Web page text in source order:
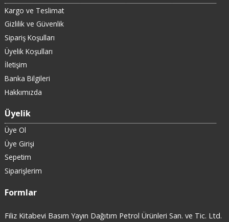
Kargo ve Teslimat
Gizlilik ve Güvenlik
Sipariş Koşulları
Üyelik Koşulları
İletişim
Banka Bilgileri
Hakkımızda
Üyelik
Üye Ol
Üye Girişi
Sepetim
Siparişlerim
Formlar
Filiz Kitabevi Basım Yayın Dağıtım Petrol Ürünleri San. ve Tic. Ltd.